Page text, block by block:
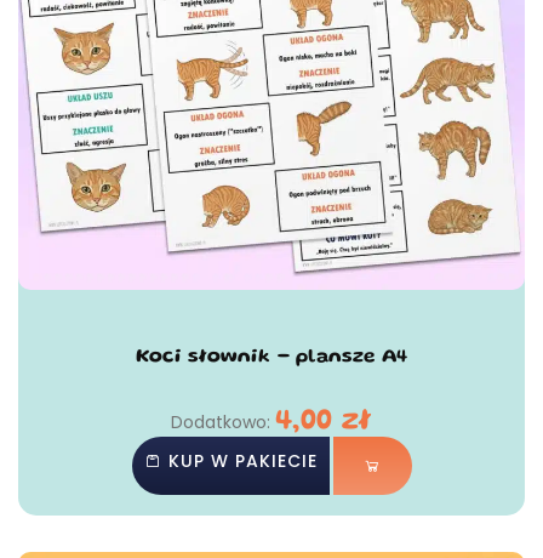
Koci słownik - plansze A4
Dodatkowo:4,00zł
KUP W PAKIECIE